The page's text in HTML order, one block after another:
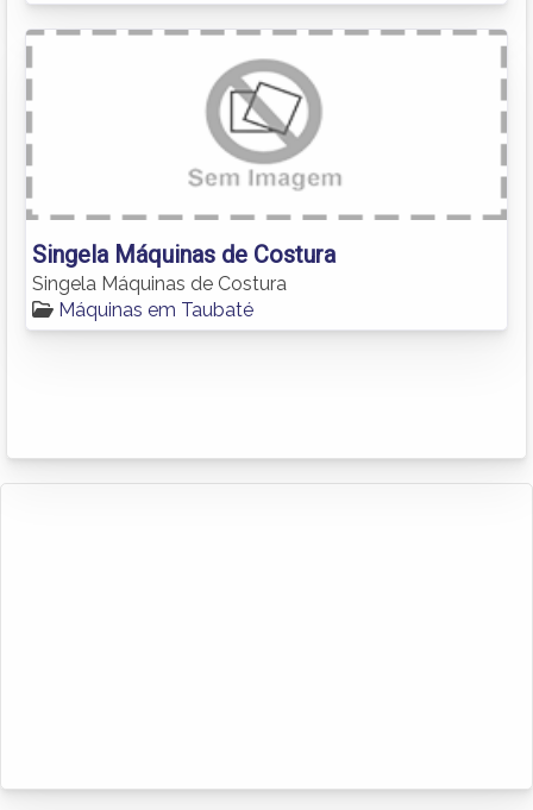
Singela Máquinas de Costura
Singela Máquinas de Costura
Máquinas em Taubaté